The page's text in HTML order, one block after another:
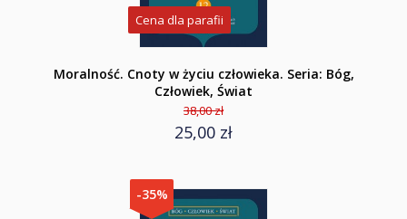
Cena dla parafii
Moralność. Cnoty w życiu człowieka. Seria: Bóg,
Człowiek, Świat
38,00 zł
25,00 zł
-35%